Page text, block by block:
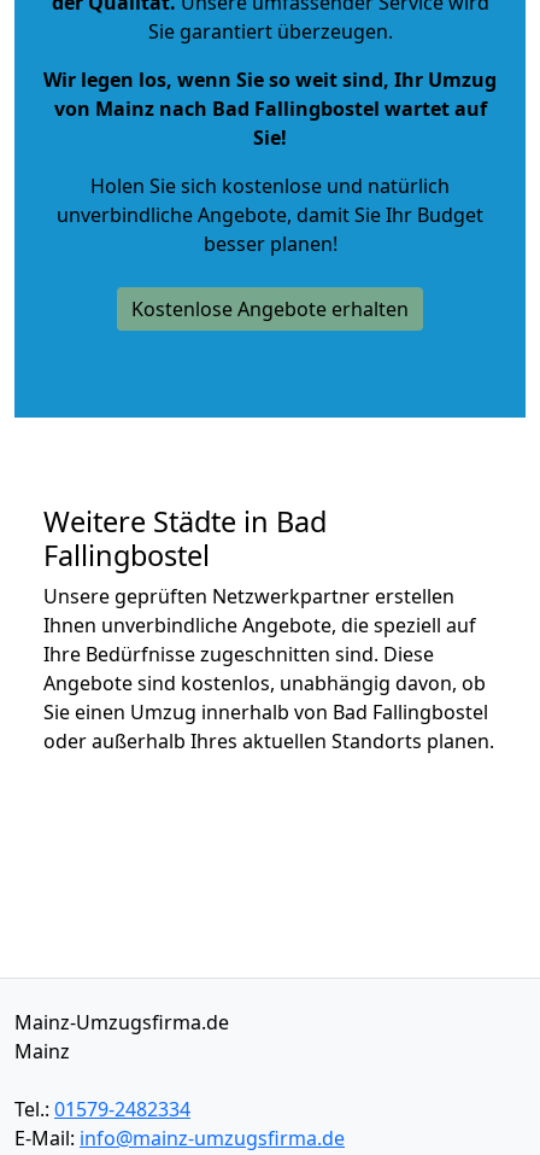
Sie garantiert überzeugen.
Wir legen los, wenn Sie so weit sind, Ihr Umzug
von Mainz nach Bad Fallingbostel wartet auf
Sie!
Holen Sie sich kostenlose und natürlich
unverbindliche Angebote, damit Sie Ihr Budget
besser planen!
Kostenlose Angebote erhalten
Weitere Städte in Bad
Fallingbostel
Unsere geprüften Netzwerkpartner erstellen
Ihnen unverbindliche Angebote, die speziell auf
Ihre Bedürfnisse zugeschnitten sind. Diese
Angebote sind kostenlos, unabhängig davon, ob
Sie einen Umzug innerhalb von Bad Fallingbostel
oder außerhalb Ihres aktuellen Standorts planen.
Mainz-Umzugsfirma.de
Mainz
Tel.: 01579-2482334
E-Mail: info@mainz-umzugsfirma.de